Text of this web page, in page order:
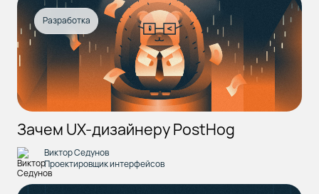
Разработка
Зачем UX-дизайнеру PostHog
Виктор Седунов
Проектировщик интерфейсов